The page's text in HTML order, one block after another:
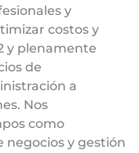
y
costos y
y plenamente
de
a
Nos
como
y gestión